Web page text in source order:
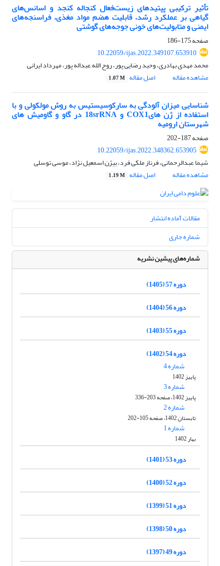
تأثیر ترکیبی پپتیدهای زیست‌فعال کنجاله کنجد و اسانس‌های
گیاهی بر عملکرد رشد، قابلیت هضم مواد مغذی، فراسنجه‌های
ایمنی و متابولیت‌های خونی جوجه‌های گوشتی
صفحه175-186
10.22059/ijas.2022.349107.653910
محمد مهدی بهادری، وحید رضایی پور، روح الله عبداله پور، مهرداد ایرانی
مشاهده مقاله
اصل مقاله 1.07 M
شناسایی میزان آلودگی به سارکوسیستیس به روش مولکولی و با
استفاده از ژن هایCOX1 و 18srRNA در گاو و گاومیش های
شهرستان ارومیه
صفحه187-202
10.22059/ijas.2022.348362.653905
شیما عبدالرحمانی، فرناز ملکی فرد، بیژن اسمعیل نژاد، موسی توسلی
مشاهده مقاله
اصل مقاله 1.19 M
مقالات آماده انتشار
شماره جاری
شماره‌های پیشین نشریه
دوره 57 (1405)
دوره 56 (1404)
دوره 55 (1403)
دوره 54 (1402)
شماره 4
پاییز 1402
شماره 3
پاییز 1402، صفحه 203-336
شماره 2
تابستان 1402، صفحه 105-202
شماره 1
بهار 1402
دوره 53 (1401)
دوره 52 (1400)
دوره 51 (1399)
دوره 50 (1398)
دوره 49 (1397)